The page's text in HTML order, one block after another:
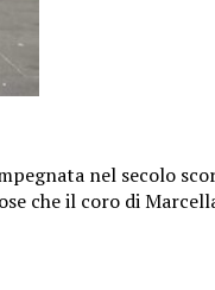
nel secolo
che il coro di